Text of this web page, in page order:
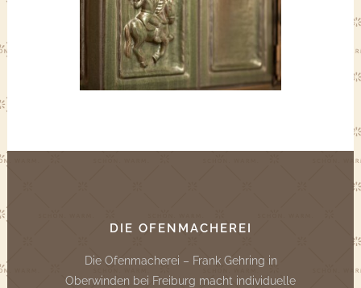
DIE OFENMACHEREI
Die Ofenmacherei – Frank Gehring in
Oberwinden bei Freiburg macht individuelle